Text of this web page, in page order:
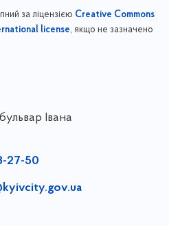
за ліцензією Creative Commons
license, якщо не зазначено
Івана
27-50